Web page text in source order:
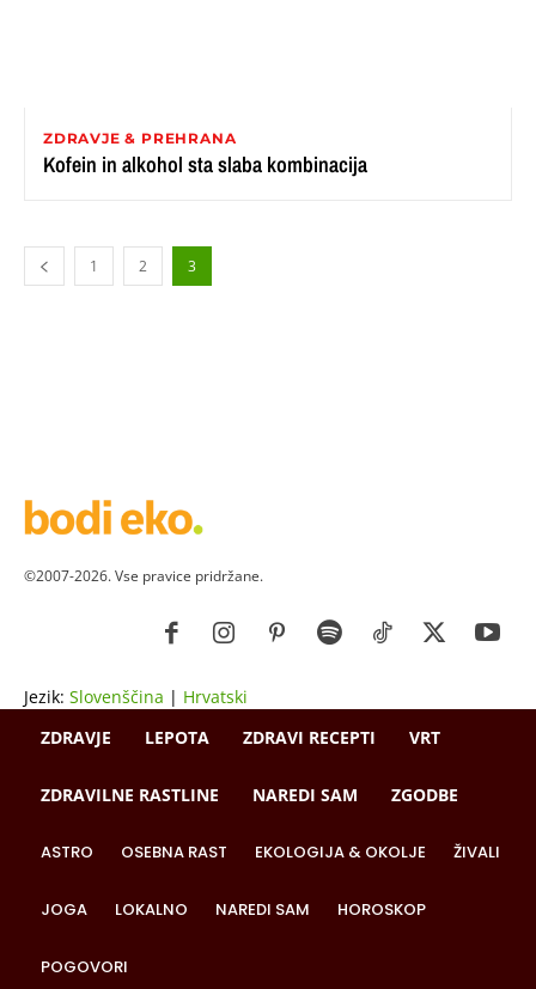
ZDRAVJE & PREHRANA
Kofein in alkohol sta slaba kombinacija
1 2 3
©2007-2026. Vse pravice pridržane.
Jezik: Slovenščina | Hrvatski
ZDRAVJE
LEPOTA ZDRAVI RECEPTI VRT
ZDRAVILNE RASTLINE NAREDI SAM ZGODBE
ASTRO OSEBNA RAST EKOLOGIJA & OKOLJE ŽIVALI
JOGA LOKALNO NAREDI SAM HOROSKOP
POGOVORI